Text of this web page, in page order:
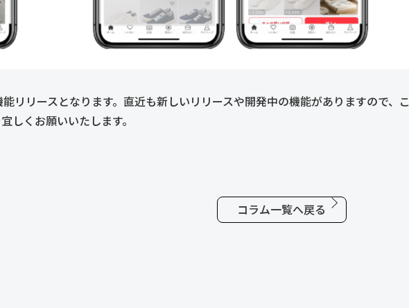
リリースとなります。直近も新しいリリースや開発中の機能がありますので、こ
しくお願いいたします。
コラム一覧へ戻る